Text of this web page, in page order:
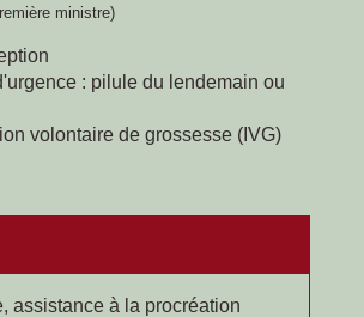
ministre)
: pilule du lendemain ou
volontaire de grossesse (IVG)
assistance à la procréation